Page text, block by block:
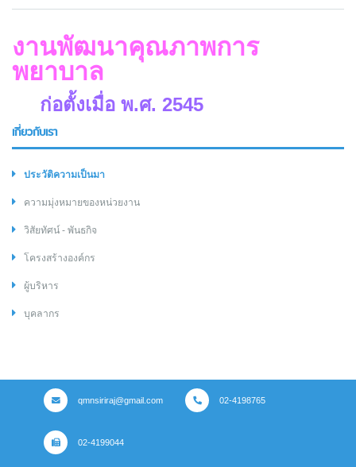
งานพัฒนาคุณภาพการ
พยาบาล
ก่อตั้งเมื่อ พ.ศ. 2545
เกี่ยวกับเรา
ประวัติความเป็นมา
ความมุ่งหมายของหน่วยงาน
วิสัยทัศน์ - พันธกิจ
โครงสร้างองค์กร
ผู้บริหาร
บุคลากร
qmnsiriraj@gmail.com 02-4198765
02-4199044